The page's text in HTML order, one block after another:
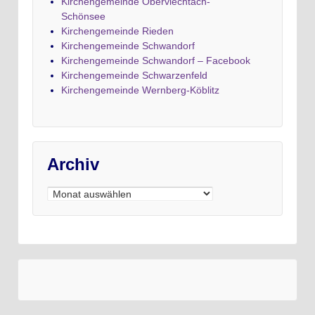
Schönsee
Kirchengemeinde Rieden
Kirchengemeinde Schwandorf
Kirchengemeinde Schwandorf – Facebook
Kirchengemeinde Schwarzenfeld
Kirchengemeinde Wernberg-Köblitz
Archiv
Archiv